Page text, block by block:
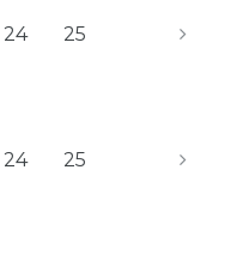
24 25
24 25